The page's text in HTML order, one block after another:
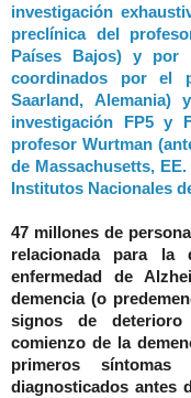
investigación
preclínica del
Países Bajos) y por
coordinados por el
Saarland,
investigación FP5 y
profesor Wurtman
de Massachusetts,
Institutos Nacionales
47 millones de
relacionada para la
enfermedad de
demencia (o
signos de
comienzo de la
primeros
diagnosticados antes